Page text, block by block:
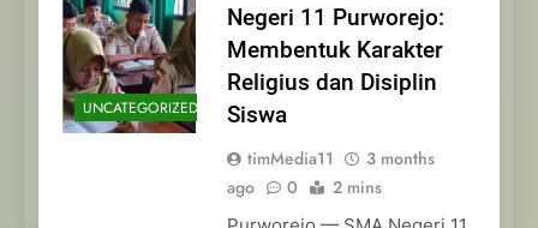
UNCATEGORIZED
Negeri 11 Purworejo:
Membentuk Karakter
Religius dan Disiplin
Siswa
timMedia11
3 months
ago
0 2 mins